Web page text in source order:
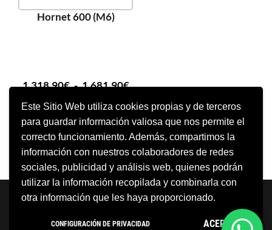
Este Sitio Web utiliza cookies propias y de terceros
para guardar información valiosa que nos permite el
correcto funcionamiento. Además, compartimos la
información con nuestros colaboradores de redes
sociales, publicidad y análisis web, quienes podrán
utilizar la información recopilada y combinarla con
otra información que les haya proporcionado.
CONFIGURACIÓN DE PRIVACIDAD ACEPTO
Hornet 600 (M6)
1.318,90€ - 1.681,90€
SELECCIONAR OPCIONES
Neve | Funciona gracias a WordPress